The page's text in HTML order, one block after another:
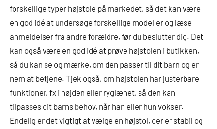
forskellige typer højstole på markedet, så det kan være
en god idé at undersøge forskellige modeller og læse
anmeldelser fra andre forældre, før du beslutter dig. Det
kan også være en god idé at prøve højstolen i butikken,
så du kan se og mærke, om den passer til dit barn og er
nem at betjene. Tjek også, om højstolen har justerbare
funktioner, fx i højden eller ryglænet, så den kan
tilpasses dit barns behov, når han eller hun vokser.
Endelig er det vigtigt at vælge en højstol, der er stabil og